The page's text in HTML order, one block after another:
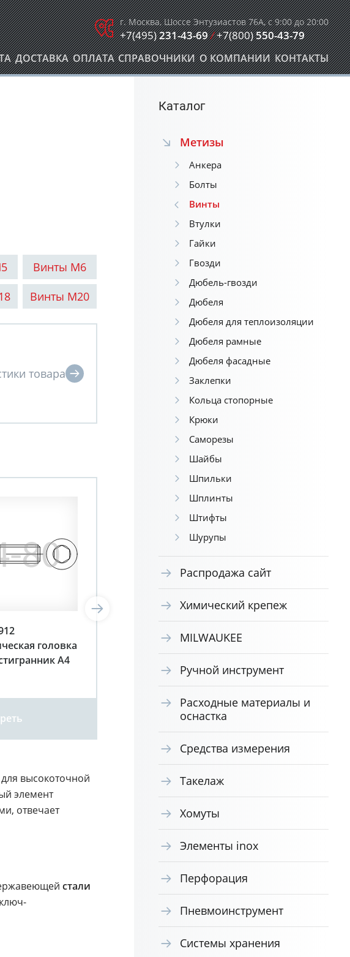
г. Москва, Шоссе Энтузиастов 76А, с 9:00 до 20:00
+7(495)231-43-69/+7(800)550-43-79
ДОСТАВКА ОПЛАТА СПРАВОЧНИКИ О КОМПАНИИ КОНТАКТЫ
Винты М6
Винты М20
головка
A4
Винт DIN 912
цилиндрическая головка
М2,5х8
Посмотреть
высокоточной
элемент
отвечает
стали
Каталог
Метизы
Анкера
Болты
Винты
Втулки
Гайки
Гвозди
Дюбель-гвозди
Дюбеля
Дюбеля для теплоизоляции
Дюбеля рамные
Дюбеля фасадные
Заклепки
Кольца стопорные
Крюки
Саморезы
Шайбы
Шпильки
Шплинты
Штифты
Шурупы
Распродажа сайт
Химический крепеж
MILWAUKEE
Ручной инструмент
Расходные материалы и
оснастка
Средства измерения
Такелаж
Хомуты
Элементы inox
Перфорация
Пневмоинструмент
Системы хранения